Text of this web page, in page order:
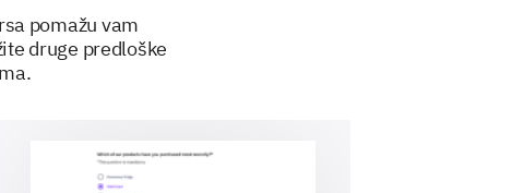
vam najviše koristile u
pomažu vam
druge predloške